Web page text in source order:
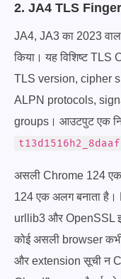
2. JA4 TLS
JA4, JA3 का 2023
किया। यह विशिष्ट
TLS version, cipher
ALPN protocols,
groups। आउटपुट एक
असली Chrome 124 एक
124 एक अलग बनाता है।
urllib3 और OpenSSL
कोई असली browser
और extension सूची न